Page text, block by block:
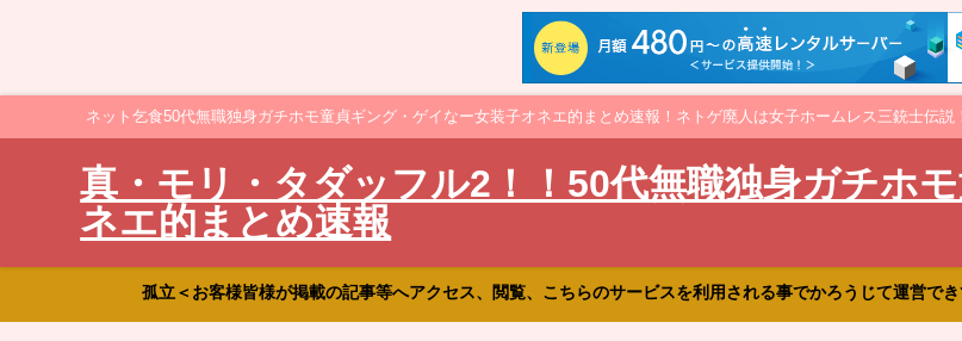
ネット乞食50代無職独身ガチホモ童貞ギング・ゲイなー女装子オネエ的まとめ速報！ネトゲ廃人は女子ホームレス三銃士伝
真・モリ・タダッフル2！！50代無職独身ガチホ
ネエ的まとめ速報
孤立＜お客様皆様が掲載の記事等へアクセス、閲覧、こちらのサービスを利用される事でかろうじて運営で